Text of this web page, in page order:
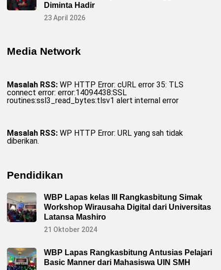
Diminta Hadir
23 April 2026
Media Network
Masalah RSS: WP HTTP Error: cURL error 35: TLS
connect error: error:14094438:SSL
routines:ssl3_read_bytes:tlsv1 alert internal error
Masalah RSS: WP HTTP Error: URL yang sah tidak
diberikan.
Pendidikan
WBP Lapas kelas III Rangkasbitung Simak
Workshop Wirausaha Digital dari Universitas
Latansa Mashiro
21 Oktober 2024
WBP Lapas Rangkasbitung Antusias Pelajari
Basic Manner dari Mahasiswa UIN SMH